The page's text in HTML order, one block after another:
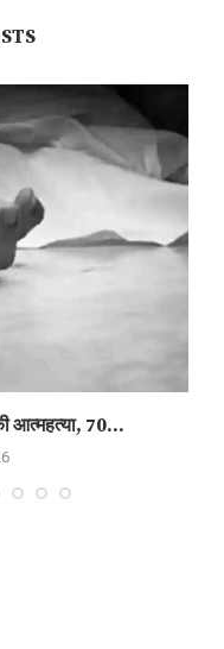
आत्महत्या, 70...